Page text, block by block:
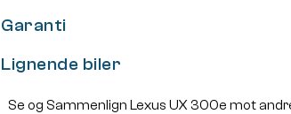
Garanti
Lignende biler
Se og Sammenlign Lexus UX 300e mot